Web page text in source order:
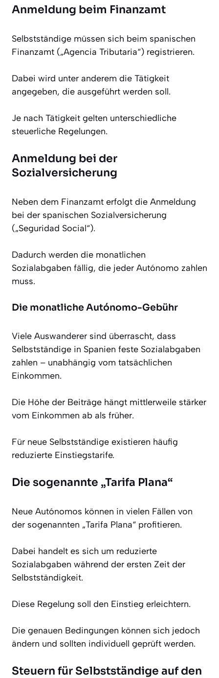
Anmeldung beim Finanzamt
Selbstständige müssen sich beim spanischen
Finanzamt („Agencia Tributaria“) registrieren.
Dabei wird unter anderem die Tätigkeit
angegeben, die ausgeführt werden soll.
Je nach Tätigkeit gelten unterschiedliche
steuerliche Regelungen.
Anmeldung bei der
Sozialversicherung
Neben dem Finanzamt erfolgt die Anmeldung
bei der spanischen Sozialversicherung
(„Seguridad Social“).
Dadurch werden die monatlichen
Sozialabgaben fällig, die jeder Autónomo zahlen
muss.
Die monatliche Autónomo-Gebühr
Viele Auswanderer sind überrascht, dass
Selbstständige in Spanien feste Sozialabgaben
zahlen – unabhängig vom tatsächlichen
Einkommen.
Die Höhe der Beiträge hängt mittlerweile stärker
vom Einkommen ab als früher.
Für neue Selbstständige existieren häufig
reduzierte Einstiegstarife.
Die sogenannte „Tarifa Plana“
Neue Autónomos können in vielen Fällen von
der sogenannten „Tarifa Plana“ profitieren.
Dabei handelt es sich um reduzierte
Sozialabgaben während der ersten Zeit der
Selbstständigkeit.
Diese Regelung soll den Einstieg erleichtern.
Die genauen Bedingungen können sich jedoch
ändern und sollten individuell geprüft werden.
Steuern für Selbstständige auf den